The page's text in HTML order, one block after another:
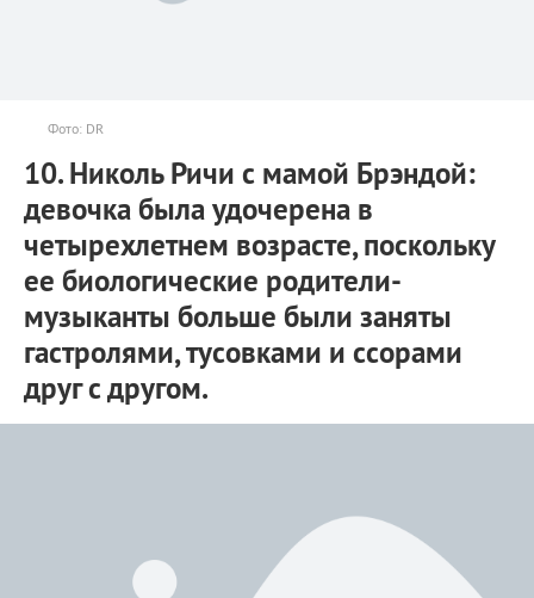
Фото: DR
10. Николь Ричи с мамой Брэндой:
девочка была удочерена в
четырехлетнем возрасте, поскольку
ее биологические родители-
музыканты больше были заняты
гастролями, тусовками и ссорами
друг с другом.